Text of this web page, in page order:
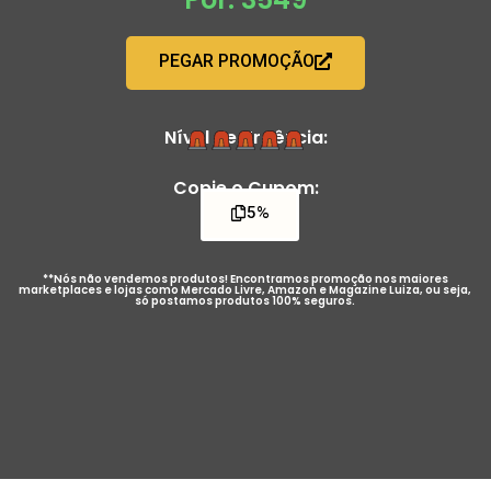
PEGAR PROMOÇÃO
Nível de Urgência:
Copie o Cupom:
5%
**Nós não vendemos produtos! Encontramos promoção nos maiores
marketplaces e lojas como Mercado Livre, Amazon e Magazine Luiza, ou seja,
só postamos produtos 100% seguros.